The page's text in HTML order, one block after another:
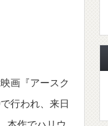
画『アースク
行われ、来日